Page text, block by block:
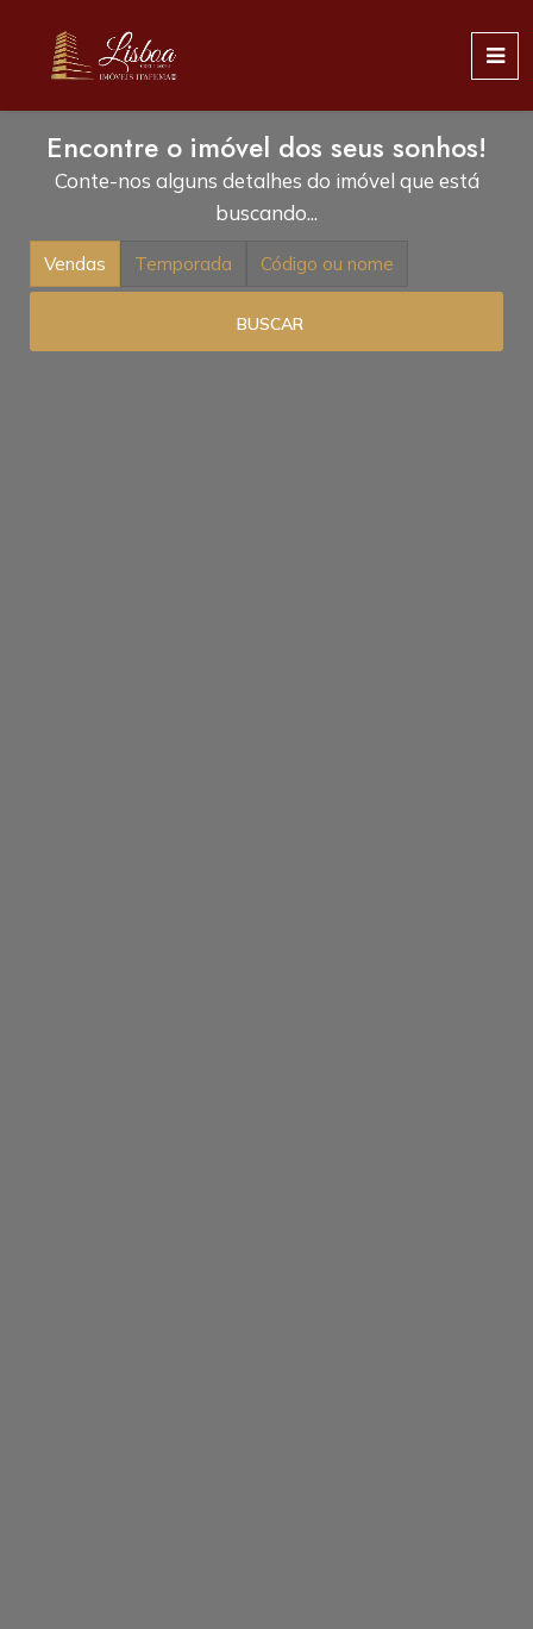
Encontre o imóvel dos seus sonhos!
Conte-nos alguns detalhes do imóvel que está
buscando...
Vendas Temporada Código ou nome
BUSCAR